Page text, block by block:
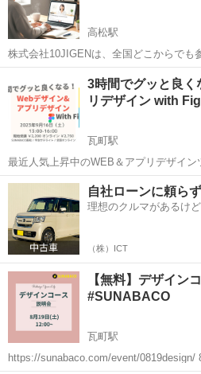
高松駅
株式会社10JIGENは、全国どこからでも
クールを運営しています。 「新しい仕
ートで働ける力をつけたい」と考える方
成プログラム（受講料無...
高松駅 Webデザ
3時間でグッと良
リデザイン with
瓦町駅
最近人気上昇中のWEB＆アプリデザイ
ながら、素人っぽさから脱却するデザイ
Figma に初めて触れる方向けの講座です
けます。 現地はもち...
香川 高松市 瓦町駅 Webデザ
自社ローンに頼ら
理想のクルマがあるけ
（株）ICT
【無料】デザイン
#SUNABACO
瓦町駅
https://sunabaco.com/event/0819design/ 8月末開講のデザインコース